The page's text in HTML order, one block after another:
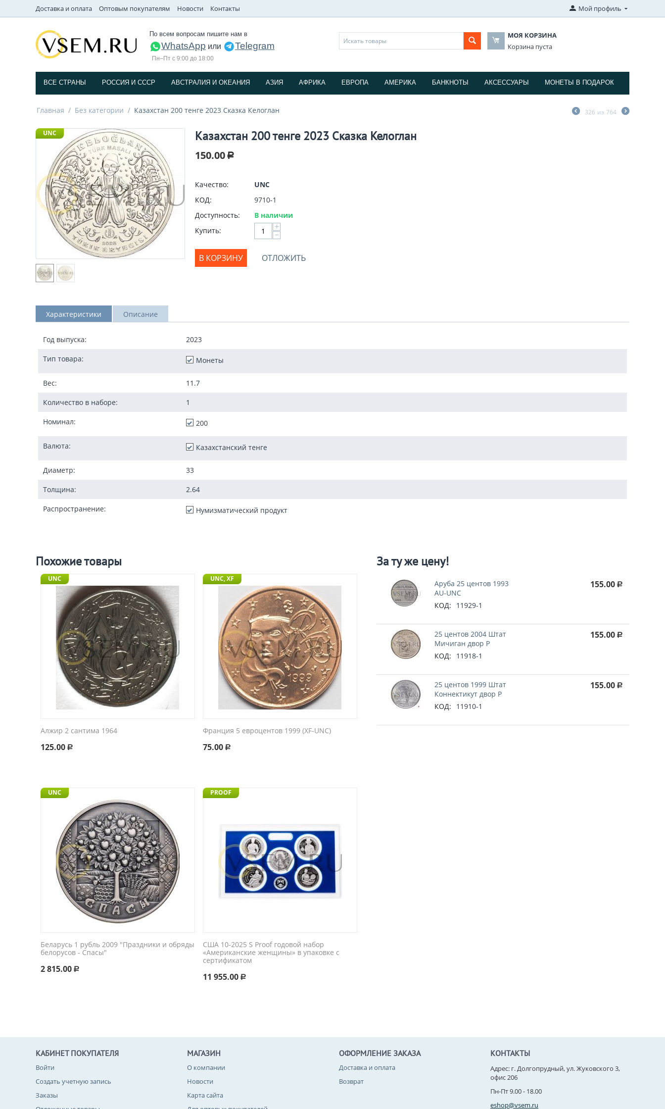
Доставка и оплата Оптовым покупателям Новости Контакты Мой профиль
По всем вопросам пишите нам в
WhatsApp или Telegram
Пн–Пт с 9:00 до 18:00
МОЯ КОРЗИНА
Корзина пуста
ВСЕ СТРАНЫ РОССИЯ И СССP АВСТРАЛИЯ И ОКЕАНИЯ АЗИЯ АФРИКА ЕВРОПА АМЕРИКА БАНКНОТЫ АКСЕССУАРЫ МОНЕТЫ В ПОДАРОК
Главная / Без категории / Казахстан 200 тенге 2023 Сказка Келоглан 326 из 764
UNC Казахстан 200 тенге 2023 Сказка Келоглан
150.00 Р
Качество:
UNC
КОД:
9710-1
Доступность:
В наличии
Купить:
+
−
В КОРЗИНУ ОТЛОЖИТЬ
Характеристики Описание
Год выпуска: 2023
Тип товара: Монеты
Вес: 11.7
Количество в наборе: 1
Номинал: 200
Валюта: Казахстанский тенге
Диаметр: 33
Толщина: 2.64
Распространение: Нумизматический продукт
Похожие товары
UNC
Алжир 2 сантима 1964
125.00 Р
UNC, XF
Франция 5 евроцентов 1999 (XF-UNC)
75.00 Р
UNC
Беларусь 1 рубль 2009 "Праздники и обряды
белорусов - Спасы"
2 815.00 Р
PROOF
США 10-2025 S Proof годовой набор
«Американские женщины» в упаковке с
сертификатом
11 955.00 Р
За ту же цену!
Аруба 25 центов 1993
AU-UNC
КОД:
11929-1
155.00 Р
25 центов 2004 Штат
Мичиган двор P
КОД:
11918-1
155.00 Р
25 центов 1999 Штат
Коннектикут двор P
КОД:
11910-1
155.00 Р
КАБИНЕТ ПОКУПАТЕЛЯ
Войти
Создать учетную запись
Заказы
МАГАЗИН
О компании
Новости
Карта сайта
ОФОРМЛЕНИЕ ЗАКАЗА
Доставка и оплата
Возврат
КОНТАКТЫ
Адрес: г. Долгопрудный, ул. Жуковского 3,
офис 206
Пн-Пт 9.00 - 18.00
eshop@vsem.ru